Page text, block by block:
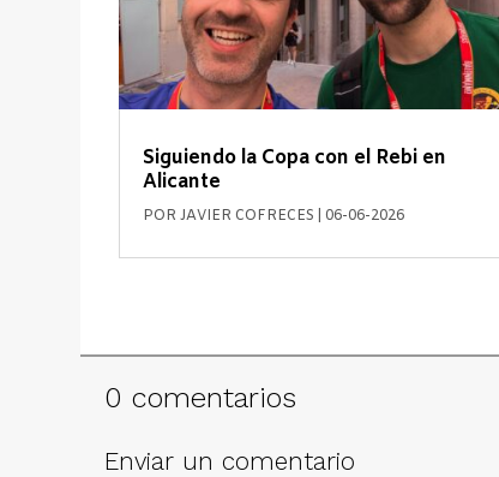
Siguiendo la Copa con el Rebi en
Alicante
PORJAVIER COFRECES 06-06-2026
0 comentarios
Enviar un comentario